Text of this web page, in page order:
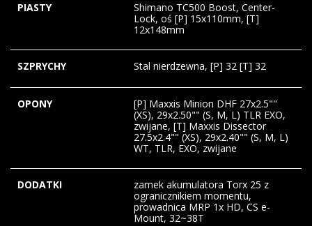
PIASTY
Shimano TC500 Boost, Center-
Lock, oś [P] 15x110mm, [T]
12x148mm
SZPRYCHY Stal nierdzewna, [P] 32 [T] 32
OPONY
[P] Maxxis Minion DHF 27x2.5""
(XS), 29x2.50"" (S, M, L) TLR EXO,
zwijane, [T] Maxxis Dissector
27.5x2.4"" (XS), 29x2.40"" (S, M, L)
WT, TLR, EXO, zwijane
DODATKI
zamek akumulatora Torx 25 z
ogranicznikiem momentu,
prowadnica MRP 1x HD, CS e-
Mount, 32~38T